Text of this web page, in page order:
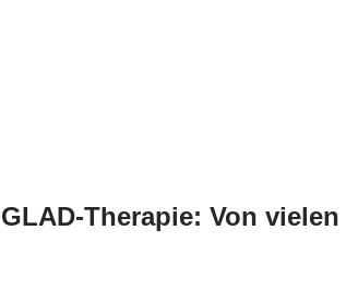
GLAD-Therapie: Von